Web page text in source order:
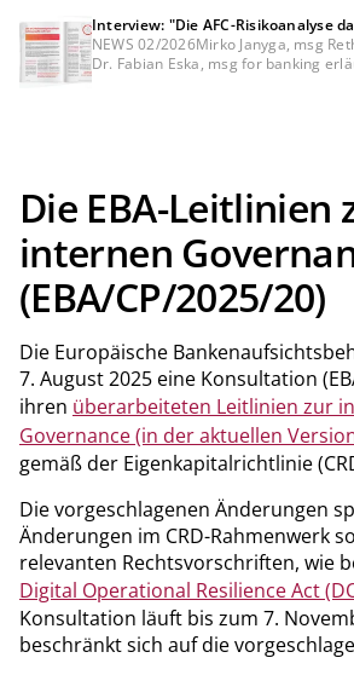
Interview: "Die AFC-Risikoanalyse
mehr sein"
NEWS 02/2026Mirko Janyga, msg
Dr. Fabian Eska, msg for banking
Die EBA-Leitlinien
internen
(EBA/CP/2025/20)
Die Europäische
7. August 2025 eine Konsultation
ihren überarbeiteten Leitlinien zur
Governance (in der aktuellen
gemäß der Eigenkapitalrichtlinie
Die vorgeschlagenen Änderungen
Änderungen im CRD-Rahmenwerk
relevanten Rechtsvorschriften, wie
Digital Operational Resilience Act
Konsultation läuft bis zum 7.
beschränkt sich auf die